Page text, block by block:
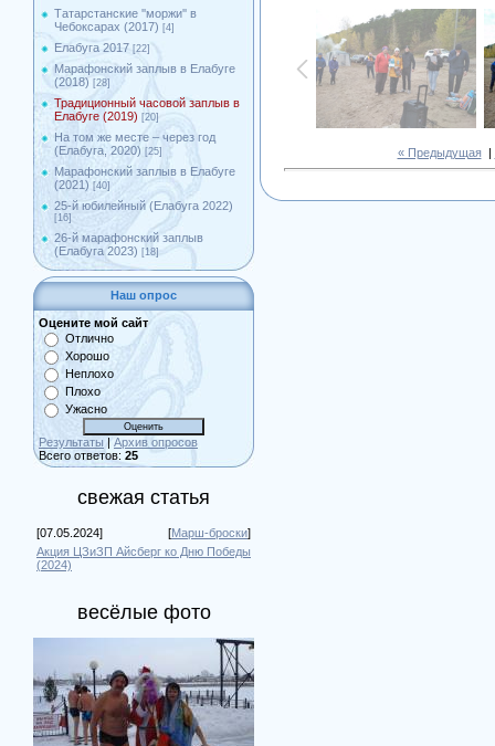
Татарстанские ''моржи'' в
Чебоксарах (2017) [4]
Елабуга 2017 [22]
Марафонский заплыв в Елабуге
(2018) [28]
Традиционный часовой заплыв в
Елабуге (2019) [20]
На том же месте – через год
(Елабуга, 2020) [25]
Марафонский заплыв в Елабуге
(2021) [40]
25-й юбилейный (Елабуга 2022)
[16]
26-й марафонский заплыв
(Елабуга 2023) [18]
Наш опрос
Оцените мой сайт
Отлично
Хорошо
Неплохо
Плохо
Ужасно
Результаты | Архив опросов
Всего ответов: 25
свежая статья
[07.05.2024] [Марш-броски]
Акция ЦЗиЗП Айсберг ко Дню Победы
(2024)
весёлые фото
« Предыдущая|